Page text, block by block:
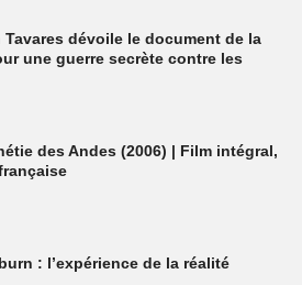
Tavares dévoile le document de la
une guerre secrète contre les
des Andes (2006) | Film intégral,
: l’expérience de la réalité